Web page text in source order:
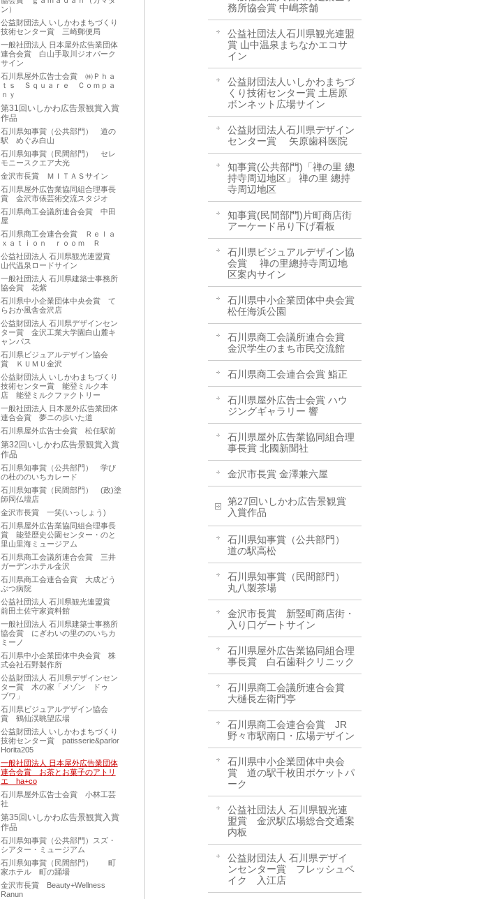
ン）
公益財団法人 いしかわまちづくり
技術センター賞 三崎郵便局
一般社団法人 日本屋外広告業団体
連合会賞 白山手取川ジオパーク
サイン
石川県屋外広告士会賞 ㈱Ｐｈａ
ｔｓ Ｓｑｕａｒｅ Ｃｏｍｐａ
ｎｙ
第31回いしかわ広告景観賞入賞
作品
石川県知事賞（公共部門） 道の
駅 めぐみ白山
石川県知事賞（民間部門） セレ
モニースクエア大光
金沢市長賞 ＭＩＴＡＳサイン
石川県屋外広告業協同組合理事長
賞 金沢市俵芸術交流スタジオ
石川県商工会議所連合会賞 中田
屋
石川県商工会連合会賞 Ｒｅｌａ
ｘａｔｉｏｎ ｒｏｏｍ Ｒ
公益社団法人 石川県観光連盟賞
山代温泉ロードサイン
一般社団法人 石川県建築士事務所
協会賞 花紫
石川県中小企業団体中央会賞 て
らおか風舎金沢店
公益財団法人 石川県デザインセン
ター賞 金沢工業大学園白山麓キ
ャンパス
石川県ビジュアルデザイン協会
賞 ＫＵＭＵ金沢
公益財団法人 いしかわまちづくり
技術センター賞 能登ミルク本
店 能登ミルクファクトリー
一般社団法人 日本屋外広告業団体
連合会賞 夢ニの歩いた道
石川県屋外広告士会賞 松任駅前
第32回いしかわ広告景観賞入賞
作品
石川県知事賞（公共部門） 学び
の杜ののいちカレード
石川県知事賞（民間部門） (政)塗
師岡仏壇店
金沢市長賞 一笑(いっしょう)
石川県屋外広告業協同組合理事長
賞 能登歴史公園センター・のと
里山里海ミュージアム
石川県商工会議所連合会賞 三井
ガーデンホテル金沢
石川県商工会連合会賞 大成どう
ぶつ病院
公益社団法人 石川県観光連盟賞
前田土佐守家資料館
一般社団法人 石川県建築士事務所
協会賞 にぎわいの里ののいちカ
ミーノ
石川県中小企業団体中央会賞 株
式会社石野製作所
公益財団法人 石川県デザインセン
ター賞 木の家「メゾン ドゥ
ブワ」
石川県ビジュアルデザイン協会
賞 鶴仙渓眺望広場
公益財団法人 いしかわまちづくり
技術センター賞 patisserie&parlor
Horita205
一般社団法人 日本屋外広告業団体
連合会賞 お茶とお菓子のアトリ
エ ha+co
石川県屋外広告士会賞 小林工芸
社
第35回いしかわ広告景観賞入賞
作品
石川県知事賞（公共部門）スズ・
シアター・ミュージアム
石川県知事賞（民間部門） 町
家ホテル 町の踊場
金沢市長賞 Beauty+Wellness
Ranun
務所協会賞 中嶋茶舗
公益社団法人石川県観光連盟
賞 山中温泉まちなかエコサ
イン
公益財団法人いしかわまちづ
くり技術センター賞 土居原
ボンネット広場サイン
公益財団法人石川県デザイン
センター賞 矢原歯科医院
知事賞(公共部門)「禅の里 總
持寺周辺地区」 禅の里 總持
寺周辺地区
知事賞(民間部門)片町商店街
アーケード吊り下げ看板
石川県ビジュアルデザイン協
会賞 禅の里總持寺周辺地
区案内サイン
石川県中小企業団体中央会賞
松任海浜公園
石川県商工会議所連合会賞
金沢学生のまち市民交流館
石川県商工会連合会賞 鮨正
石川県屋外広告士会賞 ハウ
ジングギャラリー 響
石川県屋外広告業協同組合理
事長賞 北國新聞社
金沢市長賞 金澤兼六屋
第27回いしかわ広告景観賞
入賞作品
石川県知事賞（公共部門）
道の駅高松
石川県知事賞（民間部門）
丸八製茶場
金沢市長賞 新竪町商店街・
入り口ゲートサイン
石川県屋外広告業協同組合理
事長賞 白石歯科クリニック
石川県商工会議所連合会賞
大樋長左衛門亭
石川県商工会連合会賞 JR
野々市駅南口・広場デザイン
石川県中小企業団体中央会
賞 道の駅千枚田ポケットパ
ーク
公益社団法人 石川県観光連
盟賞 金沢駅広場総合交通案
内板
公益財団法人 石川県デザイ
ンセンター賞 フレッシュベ
イク 入江店